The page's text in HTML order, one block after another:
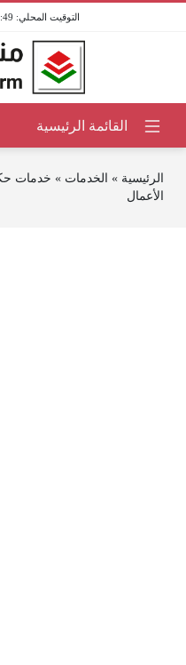
7:47:49
الرئيسية » الخدمات » خدمات
الأعمال